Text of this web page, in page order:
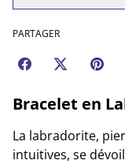
PARTAGER
Bracelet en
La labradorite,
intuitives, se